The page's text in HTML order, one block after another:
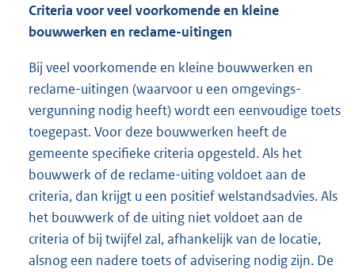
Criteria voor veel voorkomende en kleine
bouwwerken en reclame-uitingen
Bij veel voorkomende en kleine bouwwerken en
reclame-uitingen (waarvoor u een omgevings-
vergunning nodig heeft) wordt een eenvoudige toets
toegepast. Voor deze bouwwerken heeft de
gemeente specifieke criteria opgesteld. Als het
bouwwerk of de reclame-uiting voldoet aan de
criteria, dan krijgt u een positief welstandsadvies. Als
het bouwwerk of de uiting niet voldoet aan de
criteria of bij twijfel zal, afhankelijk van de locatie,
alsnog een nadere toets of advisering nodig zijn. De